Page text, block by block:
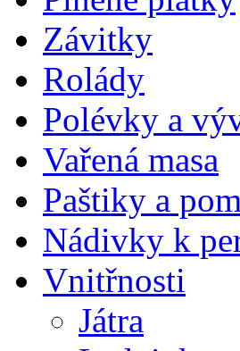
Závitky
Rolády
Polévky a
Vařená masa
Paštiky a
Nádivky k
Vnitřnosti
Játra